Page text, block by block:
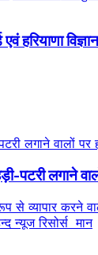
एवं हरियाणा
लगाने वालों
से व्यापार
न्यूज रिसोर्स मान